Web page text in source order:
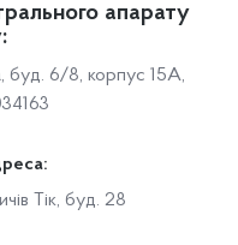
апарату
буд. 6/8, корпус 15А,
Тік, буд. 28